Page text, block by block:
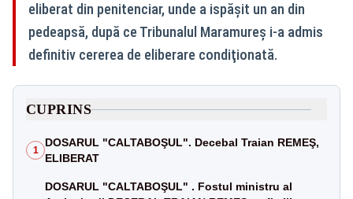
eliberat din penitenciar, unde a ispăşit un an din
pedeapsă, după ce Tribunalul Maramureş i-a admis
definitiv cererea de eliberare condiţionată.
CUPRINS
1
DOSARUL "CALTABOŞUL". Decebal Traian REMEŞ,
ELIBERAT
DOSARUL "CALTABOŞUL" . Fostul ministru al